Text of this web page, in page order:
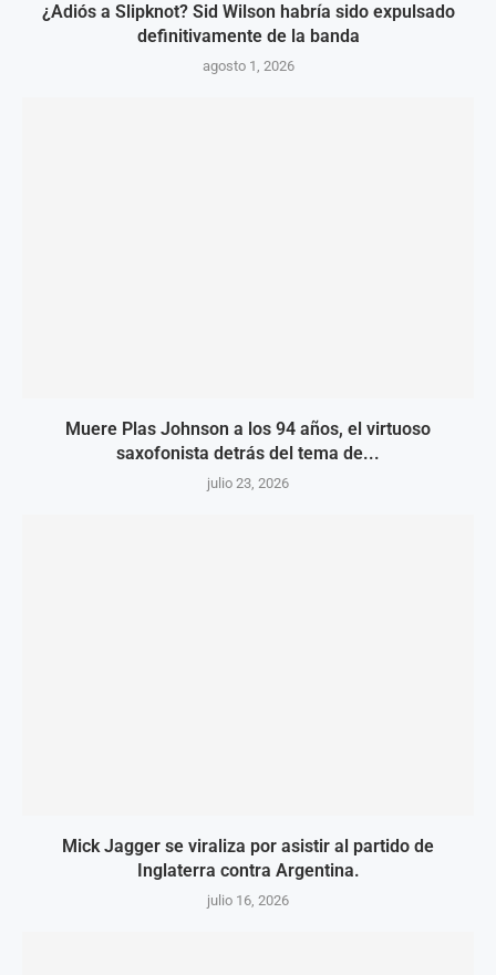
¿Adiós a Slipknot? Sid Wilson habría sido expulsado
definitivamente de la banda
agosto 1, 2026
Muere Plas Johnson a los 94 años, el virtuoso
saxofonista detrás del tema de...
julio 23, 2026
Mick Jagger se viraliza por asistir al partido de
Inglaterra contra Argentina.
julio 16, 2026